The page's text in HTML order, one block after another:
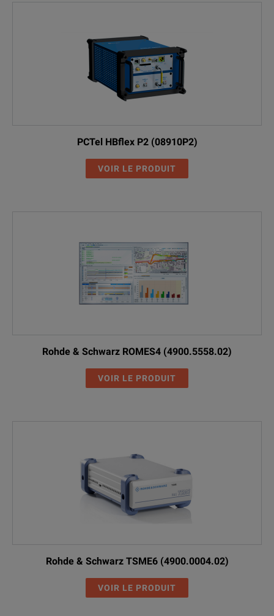
PCTel HBflex P2 (08910P2)
VOIR LE PRODUIT
Rohde & Schwarz ROMES4 (4900.5558.02)
VOIR LE PRODUIT
Rohde & Schwarz TSME6 (4900.0004.02)
VOIR LE PRODUIT